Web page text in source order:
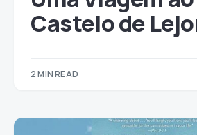
Castelo de
2 MIN READ